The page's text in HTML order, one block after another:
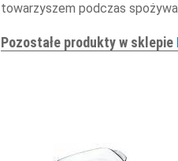
towarzyszem podczas
Pozostałe produkty w sklepie